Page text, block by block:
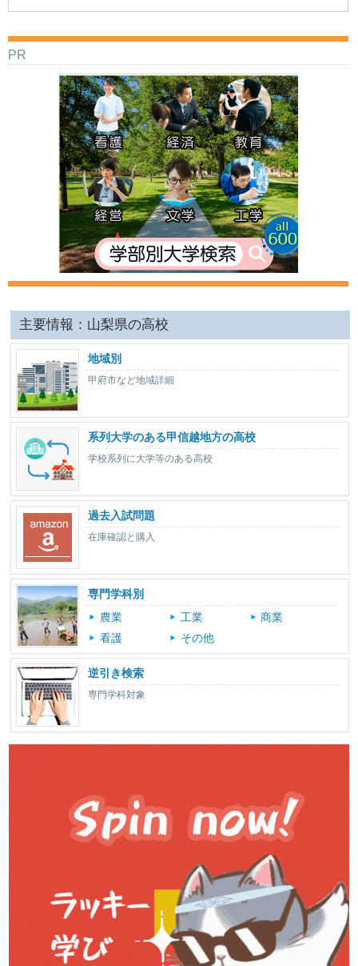
PR
主要情報：山梨県の高校
地域別
甲府市など地域詳細
系列大学のある甲信越地方の高校
学校系列に大学等のある高校
過去入試問題
在庫確認と購入
専門学科別
農業
工業
商業
看護
その他
逆引き検索
専門学科対象